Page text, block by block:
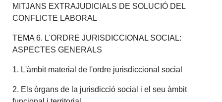
MITJANS EXTRAJUDICIALS DE SOLUCIÓ DEL
CONFLICTE LABORAL
TEMA 6. L'ORDRE JURISDICCIONAL SOCIAL:
ASPECTES GENERALS
1. L'àmbit material de l'ordre jurisdiccional social
2. Els òrgans de la jurisdicció social i el seu àmbit